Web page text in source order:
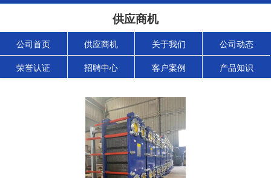
供应商机
公司首页 供应商机 关于我们 公司动态
荣誉认证 招聘中心 客户案例 产品知识